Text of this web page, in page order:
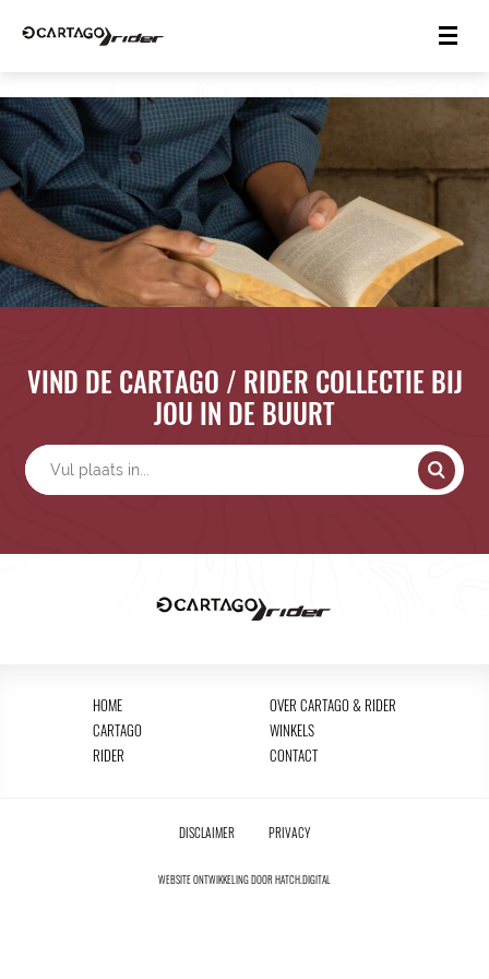
VIND DE CARTAGO / RIDER COLLECTIE BIJ
JOU IN DE BUURT
HOME
CARTAGO
RIDER
OVER CARTAGO & RIDER
WINKELS
CONTACT
DISCLAIMER PRIVACY
WEBSITE ONTWIKKELING DOORHATCH.DIGITAL